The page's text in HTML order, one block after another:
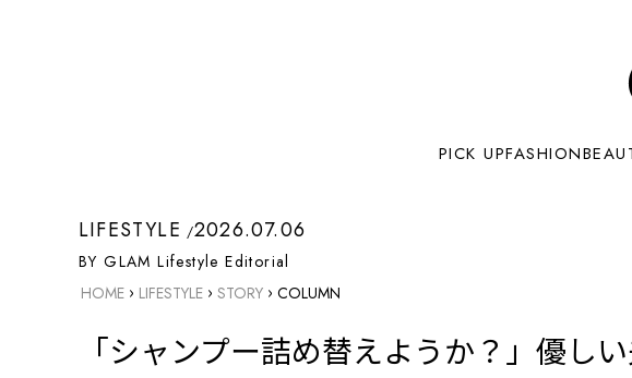
PICK UPFASHION
LIFESTYLE 2026.07.06
BY GLAM Lifestyle Editorial
HOME › LIFESTYLE › STORY › COLUMN
「シャンプー詰め替えようか？」優し